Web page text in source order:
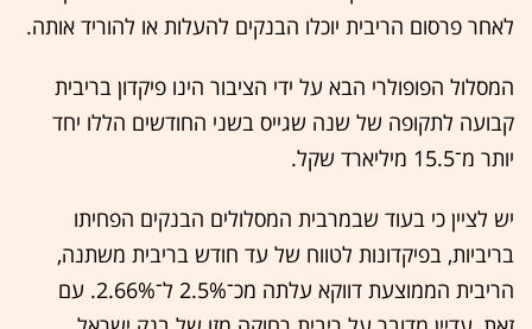
לאחר פרסום הריבית יוכלו הבנקים להעלות או להוריד אותה.
המסלול הפופולרי הבא על ידי הציבור הינו פיקדון בריבית
קבועה לתקופה של שנה שגייס בשני החודשים הללו יחד
יותר מ־15.5 מיליארד שקל.
יש לציין כי בעוד שבמרבית המסלולים הבנקים הפחיתו
בריביות, בפיקדונות לטווח של עד חודש בריבית משתנה,
הריבית הממוצעת דווקא עלתה מכ־2.5% ל־2.66%. עם